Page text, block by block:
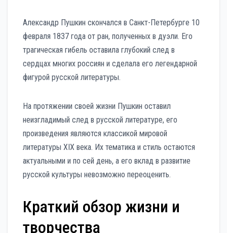
Александр Пушкин скончался в Санкт-Петербурге 10
февраля 1837 года от ран, полученных в дуэли. Его
трагическая гибель оставила глубокий след в
сердцах многих россиян и сделала его легендарной
фигурой русской литературы.
На протяжении своей жизни Пушкин оставил
неизгладимый след в русской литературе, его
произведения являются классикой мировой
литературы XIX века. Их тематика и стиль остаются
актуальными и по сей день, а его вклад в развитие
русской культуры невозможно переоценить.
Краткий обзор жизни и
творчества